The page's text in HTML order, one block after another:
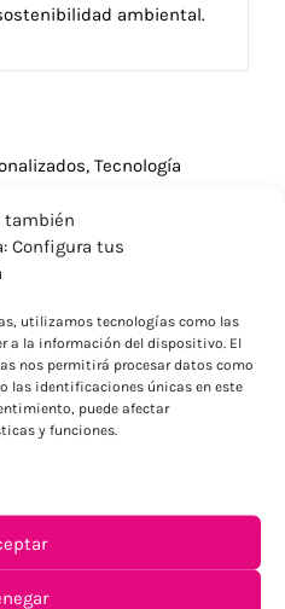
también
Configura tus
utilizamos tecnologías como las
a la información del dispositivo. El
nos permitirá procesar datos como
las identificaciones únicas en este
puede afectar
y funciones.
ambiental.
, Tecnología
resto consultar